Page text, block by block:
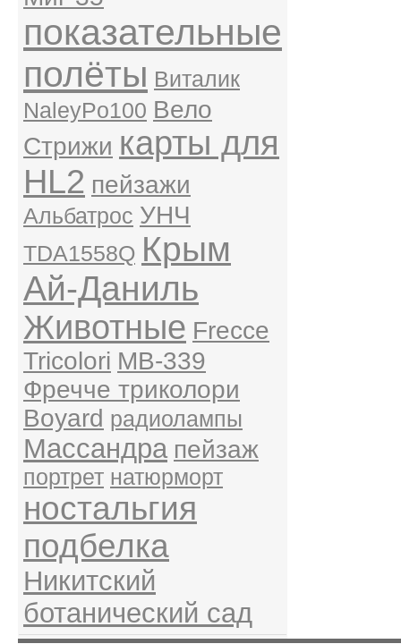
показательные
полёты Виталик
NaleyPo100 Вело
Стрижи карты для
HL2 пейзажи
Альбатрос УНЧ
TDA1558Q Крым
Ай-Даниль
Животные Frecce
Tricolori MB-339
Фречче триколори
Boyard радиолампы
Массандра пейзаж
портрет натюрморт
ностальгия
подбелка
Никитский
ботанический сад